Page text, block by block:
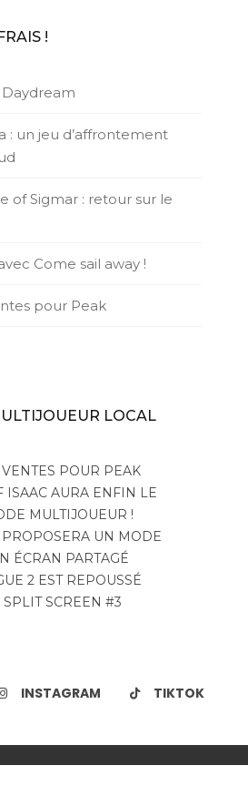
!
Daydream
: un jeu d’affrontement
of Sigmar : retour sur le
Come sail away !
pour Peak
LOCAL
POUR PEAK
AURA ENFIN LE
MULTIJOUEUR !
UN MODE
ÉCRAN PARTAGÉ
2 EST REPOUSSÉ
SCREEN #3
INSTAGRAM TIKTOK